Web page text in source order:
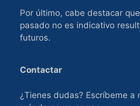
Por último, cabe destacar
pasado no es indicativo
futuros.
Contactar
¿Tienes dudas? Escríbeme a